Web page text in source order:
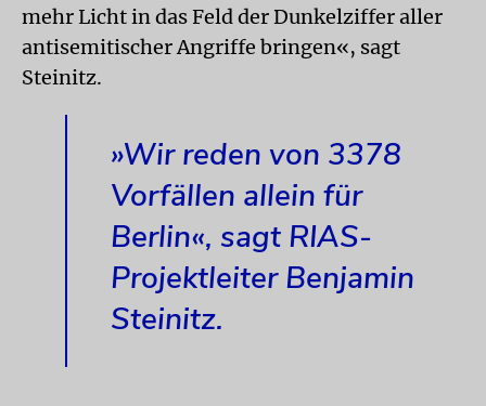
mehr Licht in das Feld der Dunkelziffer aller
antisemitischer Angriffe bringen«, sagt
Steinitz.
»Wir reden von 3378
Vorfällen allein für
Berlin«, sagt RIAS-
Projektleiter Benjamin
Steinitz.